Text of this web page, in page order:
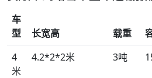
车
型
长宽高 载重
4
米
4.2*2*2米 3吨